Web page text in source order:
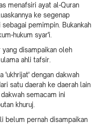
menafsiri ayat al-Quran
ke segenap
pemimpin. Bukankah
hukum syar'i.
disampaikan oleh
ahli tafsir.
'ukhrijat' dengan dakwah
satu daerah ke daerah lain
semacam ini
khuruj.
belum pernah disampaikan